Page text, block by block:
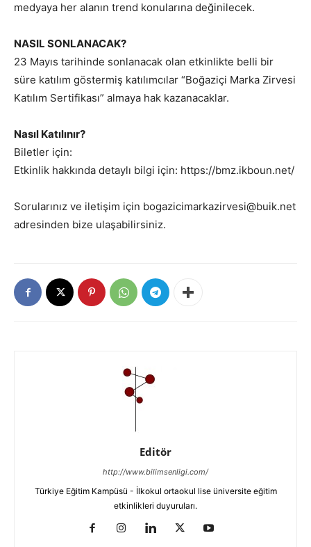
medyaya her alanın trend konularına değinilecek.
NASIL SONLANACAK?
23 Mayıs tarihinde sonlanacak olan etkinlikte belli bir
süre katılım göstermiş katılımcılar “Boğaziçi Marka Zirvesi
Katılım Sertifikası” almaya hak kazanacaklar.
Nasıl Katılınır?
Biletler için:
Etkinlik hakkında detaylı bilgi için: https://bmz.ikboun.net/
Sorularınız ve iletişim için bogazicimarkazirvesi@buik.net
adresinden bize ulaşabilirsiniz.
Editör
http://www.bilimsenligi.com/
Türkiye Eğitim Kampüsü - İlkokul ortaokul lise üniversite eğitim
etkinlikleri duyuruları.